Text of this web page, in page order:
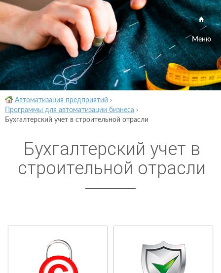
Меню
Автоматизация предприятий ›
Программы для автоматизации бизнеса ›
Бухгалтерский учет в строительной отрасли
Бухгалтерский учет в
строительной отрасли